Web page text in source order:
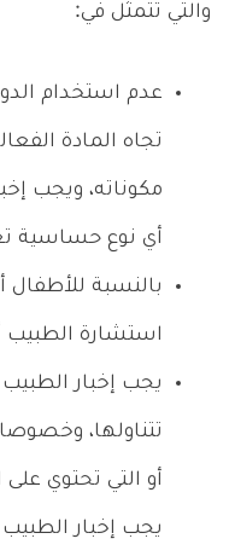
والتي تتمثل في:
عدم استخدام
تجاه المادة
مكوناته، ويجب
أي نوع حساسية
استشارة الطبيب
يجب إخبار الطبيب
تتناولها،
أو التي تحتوي
يجب إخبار